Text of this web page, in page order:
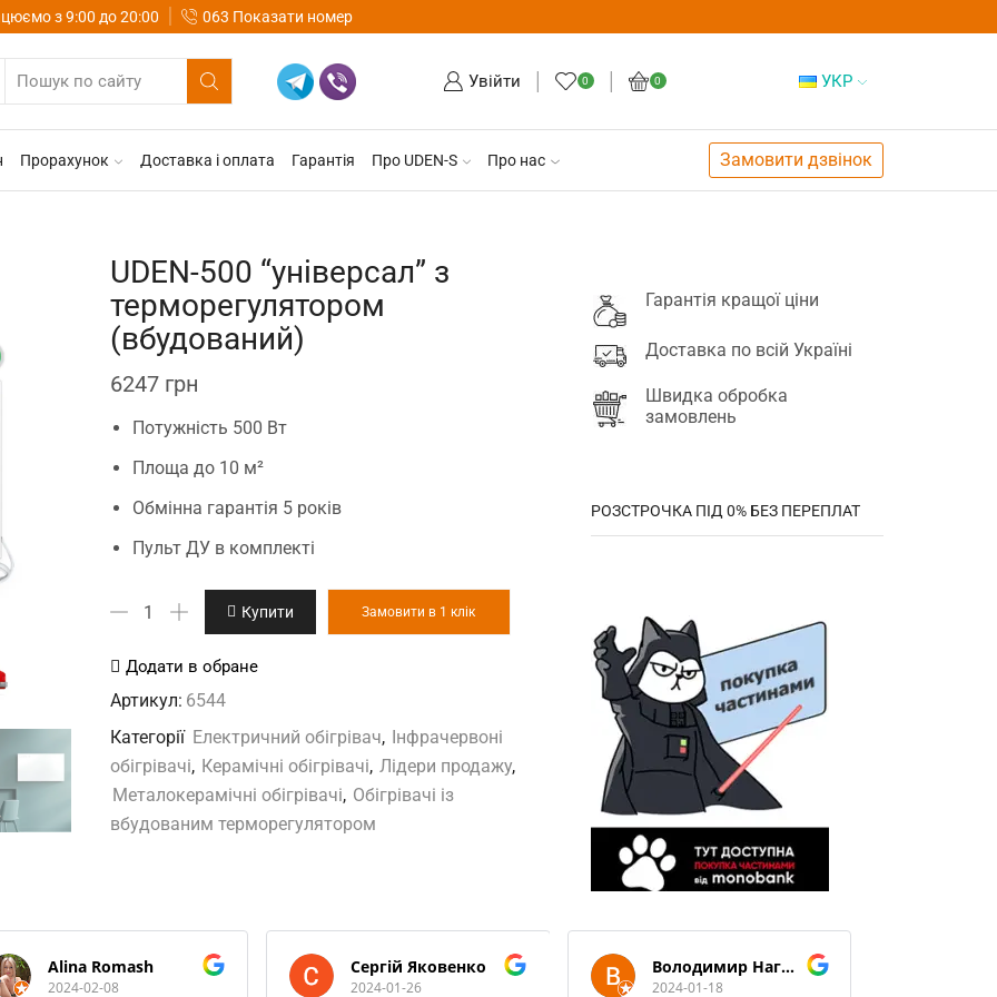
з 9:00 до 20:00 063 Показати номер
Увійти 0 0 УКР
Прорахунок Доставка і оплата Гарантія Про UDEN-S Про нас Замовити дзвінок
UDEN-500 “універсал” з
терморегулятором
(вбудований)
6247 грн
Потужність 500 Вт
Площа до 10 м²
Обмінна гарантія 5 років
Пульт ДУ в комплекті
UDEN-
"універсал"
з
(вбудований)
кількість
Купити Замовити в 1 клік
Додати в обране
Артикул: 6544
Категорії Електричний обігрівач, Інфрачервоні
обігрівачі, Керамічні обігрівачі, Лідери продажу,
Металокерамічні обігрівачі, Обігрівачі із
вбудованим терморегулятором
Гарантія кращої ціни
Доставка по всій Україні
Швидка обробка
замовлень
РОЗСТРОЧКА ПІД 0% БЕЗ ПЕРЕПЛАТ
Alina Romash
2024-02-08
Сергій Яковенко
2024-01-26
Володимир Нагорний
2024-01-18